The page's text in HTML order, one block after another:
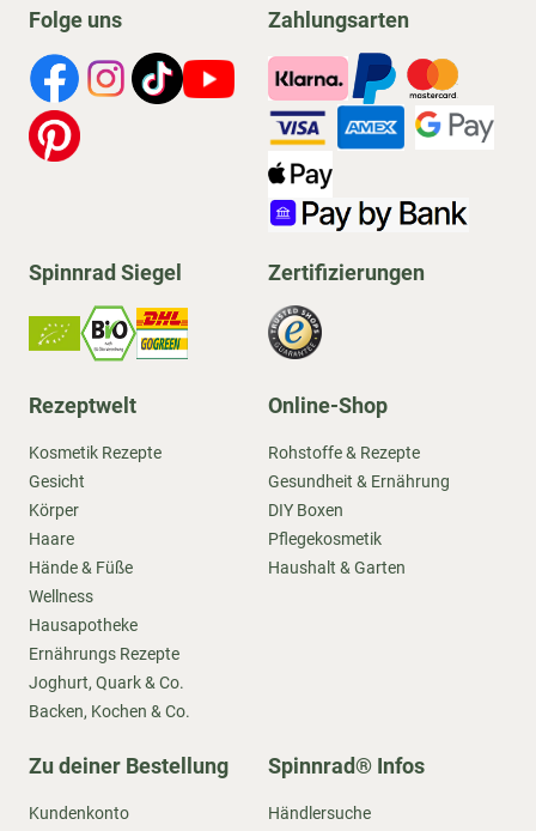
Folge uns Zahlungsarten
Spinnrad Siegel Zertifizierungen
Rezeptwelt
Kosmetik Rezepte
Gesicht
Körper
Haare
Hände & Füße
Wellness
Hausapotheke
Ernährungs Rezepte
Joghurt, Quark & Co.
Backen, Kochen & Co.
Online-Shop
Rohstoffe & Rezepte
Gesundheit & Ernährung
DIY Boxen
Pflegekosmetik
Haushalt & Garten
Zu deiner Bestellung
Kundenkonto
Spinnrad® Infos
Händlersuche